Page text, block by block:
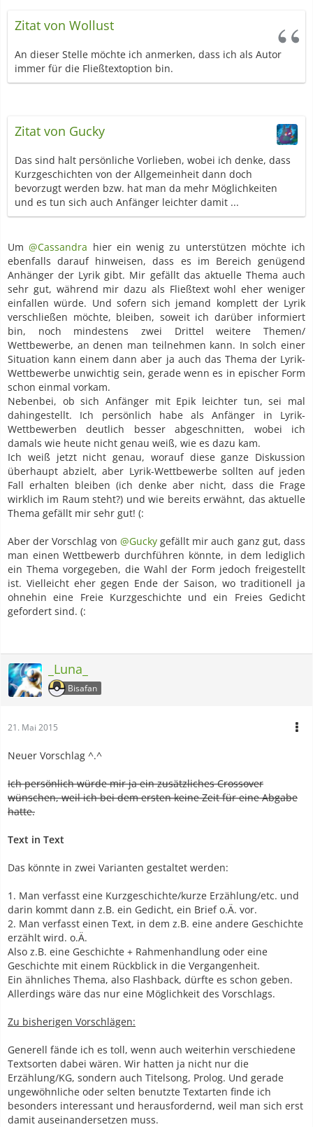
Zitat von Wollust
An dieser Stelle möchte ich anmerken, dass ich als Autor
immer für die Fließtextoption bin.
Zitat von Gucky
Das sind halt persönliche Vorlieben, wobei ich denke, dass
Kurzgeschichten von der Allgemeinheit dann doch
bevorzugt werden bzw. hat man da mehr Möglichkeiten
und es tun sich auch Anfänger leichter damit ...
Um@Cassandra hier ein wenig zu unterstützen möchte ich
ebenfalls darauf hinweisen, dass es im Bereich genügend
Anhänger der Lyrik gibt. Mir gefällt das aktuelle Thema auch
sehr gut, während mir dazu als Fließtext wohl eher weniger
einfallen würde. Und sofern sich jemand komplett der Lyrik
verschließen möchte, bleiben, soweit ich darüber informiert
bin, noch mindestens zwei Drittel weitere Themen/
Wettbewerbe, an denen man teilnehmen kann. In solch einer
Situation kann einem dann aber ja auch das Thema der Lyrik-
Wettbewerbe unwichtig sein, gerade wenn es in epischer Form
schon einmal vorkam.
Nebenbei, ob sich Anfänger mit Epik leichter tun, sei mal
dahingestellt. Ich persönlich habe als Anfänger in Lyrik-
Wettbewerben deutlich besser abgeschnitten, wobei ich
damals wie heute nicht genau weiß, wie es dazu kam.
Ich weiß jetzt nicht genau, worauf diese ganze Diskussion
überhaupt abzielt, aber Lyrik-Wettbewerbe sollten auf jeden
Fall erhalten bleiben (ich denke aber nicht, dass die Frage
wirklich im Raum steht?) und wie bereits erwähnt, das aktuelle
Thema gefällt mir sehr gut! (:
Aber der Vorschlag von @Guckygefällt mir auch ganz gut, dass
man einen Wettbewerb durchführen könnte, in dem lediglich
ein Thema vorgegeben, die Wahl der Form jedoch freigestellt
ist. Vielleicht eher gegen Ende der Saison, wo traditionell ja
ohnehin eine Freie Kurzgeschichte und ein Freies Gedicht
gefordert sind. (:
_Luna_
Bisafan
21. Mai 2015
Neuer Vorschlag ^.^
Ich persönlich würde mir ja ein zusätzliches Crossover
wünschen, weil ich bei dem ersten keine Zeit für eine Abgabe
hatte.
Text in Text
Das könnte in zwei Varianten gestaltet werden:
1. Man verfasst eine Kurzgeschichte/kurze Erzählung/etc. und
darin kommt dann z.B. ein Gedicht, ein Brief o.Ä. vor.
2. Man verfasst einen Text, in dem z.B. eine andere Geschichte
erzählt wird. o.Ä.
Also z.B. eine Geschichte + Rahmenhandlung oder eine
Geschichte mit einem Rückblick in die Vergangenheit.
Ein ähnliches Thema, also Flashback, dürfte es schon geben.
Allerdings wäre das nur eine Möglichkeit des Vorschlags.
Zu bisherigen Vorschlägen:
Generell fände ich es toll, wenn auch weiterhin verschiedene
Textsorten dabei wären. Wir hatten ja nicht nur die
Erzählung/KG, sondern auch Titelsong, Prolog. Und gerade
ungewöhnliche oder selten benutzte Textarten finde ich
besonders interessant und herausfordernd, weil man sich erst
damit auseinandersetzen muss.